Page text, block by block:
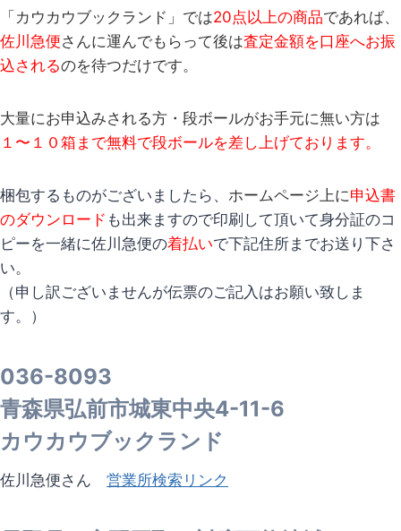
「カウカウブックランド」では20点以上の商品であれば、
佐川急便さんに運んでもらって後は査定金額を口座へお振
込されるのを待つだけです。
大量にお申込みされる方・段ボールがお手元に無い方は
１〜１０箱まで無料で段ボールを差し上げております。
梱包するものがございましたら、 ホームページ上に申込書
のダウンロード も出来ますので印刷して頂いて身分証のコ
ピーを一緒に佐川急便の着払いで下記住所までお送り下さ
い。
（申し訳ございませんが伝票のご記入はお願い致しま
す。）
036-8093
青森県弘前市城東中央4-11-6
カウカウブックランド
佐川急便さん 営業所検索リンク